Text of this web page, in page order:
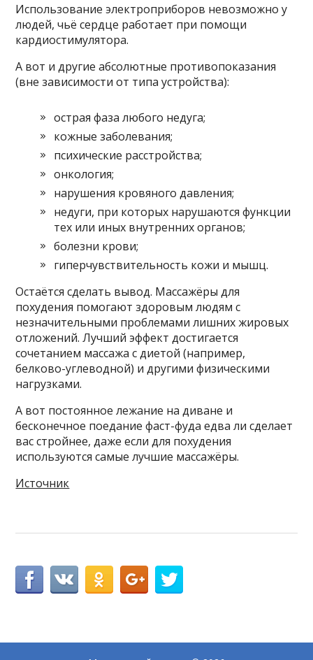
Использование электроприборов невозможно у
людей, чьё сердце работает при помощи
кардиостимулятора.
А вот и другие абсолютные противопоказания
(вне зависимости от типа устройства):
острая фаза любого недуга;
кожные заболевания;
психические расстройства;
онкология;
нарушения кровяного давления;
недуги, при которых нарушаются функции
тех или иных внутренних органов;
болезни крови;
гиперчувствительность кожи и мышц.
Остаётся сделать вывод. Массажёры для
похудения помогают здоровым людям с
незначительными проблемами лишних жировых
отложений. Лучший эффект достигается
сочетанием массажа с диетой (например,
белково-углеводной) и другими физическими
нагрузками.
А вот постоянное лежание на диване и
бесконечное поедание фаст-фуда едва ли сделает
вас стройнее, даже если для похудения
используются самые лучшие массажёры.
Источник